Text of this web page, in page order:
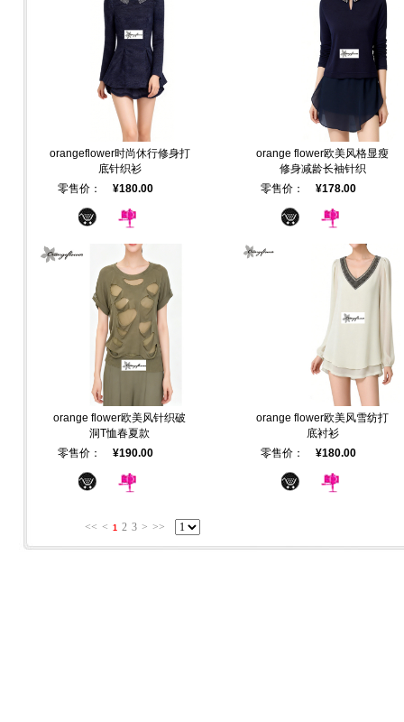
orangeflower时尚休行修身打
底针织衫
零售价：
¥180.00
orange flower欧美风格显瘦
修身减龄长袖针织
零售价：
¥178.00
orange flower欧美风针织破
洞T恤春夏款
零售价：
¥190.00
orange flower欧美风雪纺打
底衬衫
零售价：
¥180.00
<< < 1 2 3 > >>